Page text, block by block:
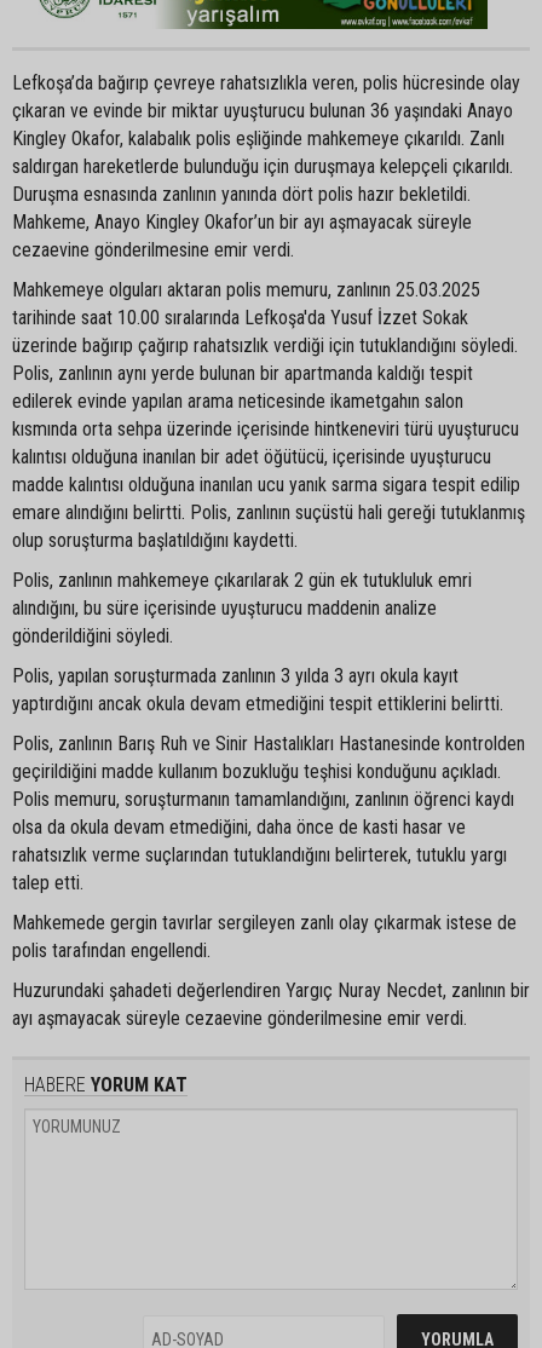
Lefkoşa’da bağırıp çevreye rahatsızlıkla veren, polis hücresinde olay
çıkaran ve evinde bir miktar uyuşturucu bulunan 36 yaşındaki Anayo
Kingley Okafor, kalabalık polis eşliğinde mahkemeye çıkarıldı. Zanlı
saldırgan hareketlerde bulunduğu için duruşmaya kelepçeli çıkarıldı.
Duruşma esnasında zanlının yanında dört polis hazır bekletildi.
Mahkeme, Anayo Kingley Okafor’un bir ayı aşmayacak süreyle
cezaevine gönderilmesine emir verdi.
Mahkemeye olguları aktaran polis memuru, zanlının 25.03.2025
tarihinde saat 10.00 sıralarında Lefkoşa'da Yusuf İzzet Sokak
üzerinde bağırıp çağırıp rahatsızlık verdiği için tutuklandığını söyledi.
Polis, zanlının aynı yerde bulunan bir apartmanda kaldığı tespit
edilerek evinde yapılan arama neticesinde ikametgahın salon
kısmında orta sehpa üzerinde içerisinde hintkeneviri türü uyuşturucu
kalıntısı olduğuna inanılan bir adet öğütücü, içerisinde uyuşturucu
madde kalıntısı olduğuna inanılan ucu yanık sarma sigara tespit edilip
emare alındığını belirtti. Polis, zanlının suçüstü hali gereği tutuklanmış
olup soruşturma başlatıldığını kaydetti.
Polis, zanlının mahkemeye çıkarılarak 2 gün ek tutukluluk emri
alındığını, bu süre içerisinde uyuşturucu maddenin analize
gönderildiğini söyledi.
Polis, yapılan soruşturmada zanlının 3 yılda 3 ayrı okula kayıt
yaptırdığını ancak okula devam etmediğini tespit ettiklerini belirtti.
Polis, zanlının Barış Ruh ve Sinir Hastalıkları Hastanesinde kontrolden
geçirildiğini madde kullanım bozukluğu teşhisi konduğunu açıkladı.
Polis memuru, soruşturmanın tamamlandığını, zanlının öğrenci kaydı
olsa da okula devam etmediğini, daha önce de kasti hasar ve
rahatsızlık verme suçlarından tutuklandığını belirterek, tutuklu yargı
talep etti.
Mahkemede gergin tavırlar sergileyen zanlı olay çıkarmak istese de
polis tarafından engellendi.
Huzurundaki şahadeti değerlendiren Yargıç Nuray Necdet, zanlının bir
ayı aşmayacak süreyle cezaevine gönderilmesine emir verdi.
HABERE YORUM KAT